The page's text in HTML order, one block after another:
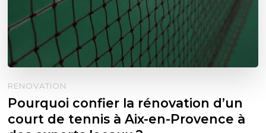
RENOVATION
Pourquoi confier la rénovation d’un
court de tennis à Aix-en-Provence à